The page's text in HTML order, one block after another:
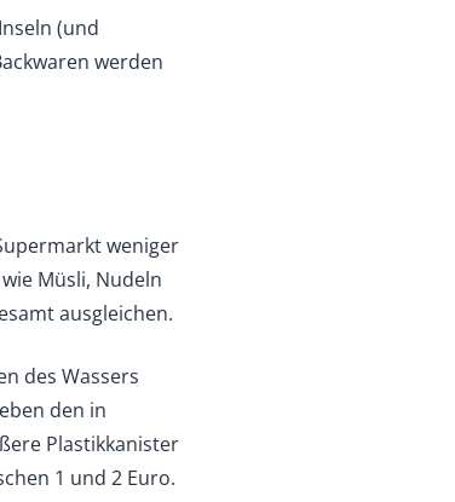
(und
werden
weniger
Müsli, Nudeln
ausgleichen.
des Wassers
den in
Plastikkanister
1 und 2 Euro.